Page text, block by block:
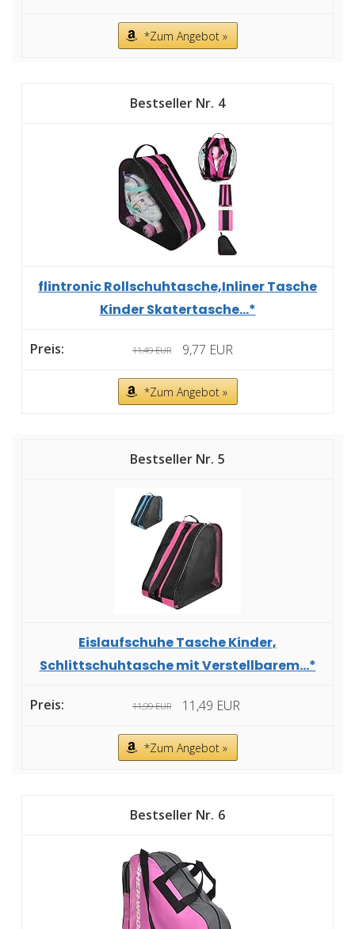
*Zum Angebot »
4
flintronic Rollschuhtasche,Inliner Tasche
Kinder Skatertasche...*
11,49 EUR 9,77 EUR
*Zum Angebot »
5
Eislaufschuhe Tasche Kinder,
Schlittschuhtasche mit Verstellbarem...*
11,99 EUR 11,49 EUR
*Zum Angebot »
6